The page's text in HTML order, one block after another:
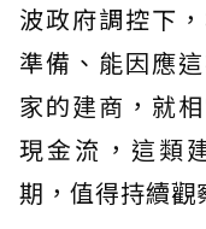
波政府調控下
準備、能因應
家的建商，就
現金流，這類
期，值得持續觀